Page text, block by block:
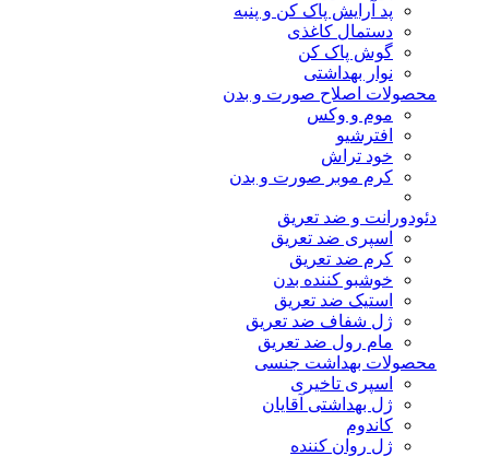
پد آرایش پاک کن و پنبه
دستمال کاغذی
گوش پاک کن
نوار بهداشتی
محصولات اصلاح صورت و بدن
موم و وکس
افترشیو
خود تراش
کرم موبر صورت و بدن
دئودورانت و ضد تعریق
اسپری ضد تعریق
کرم ضد تعریق
خوشبو کننده بدن
استیک ضد تعریق
ژل شفاف ضد تعریق
مام رول ضد تعریق
محصولات بهداشت جنسی
اسپری تاخیری
ژل بهداشتی آقایان
کاندوم
ژل روان کننده